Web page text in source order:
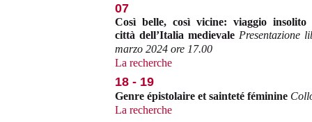
07
Così belle, così vicine: viaggio insolito
città dell’Italia medievale Presentazione
marzo 2024 ore 17.00
La recherche
18 - 19
Genre épistolaire et sainteté féminine
La recherche